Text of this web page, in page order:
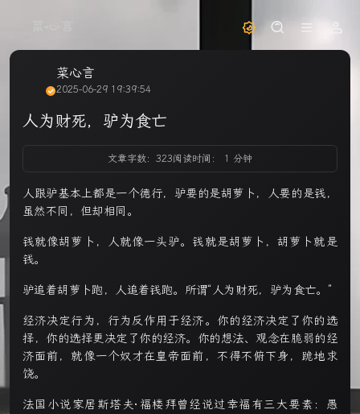
菜心言
2025-06-29 19:39:54
人为财死，驴为食亡
文章字数：323阅读时间： 1 分钟
人跟驴基本上都是一个德行，驴要的是胡萝卜，人要的是钱，
虽然不同，但却相同。
钱就像胡萝卜，人就像一头驴。钱就是胡萝卜，胡萝卜就是
钱。
驴追着胡萝卜跑，人追着钱跑。所谓“人为财死，驴为食亡。”
经济决定行为，行为反作用于经济。你的经济决定了你的选
择，你的选择更决定了你的经济。你的想法、观念在脆弱的经
济面前，就像一个奴才在皇帝面前，不得不俯下身，跪地求
饶。
法国小说家居斯塔夫·福楼拜曾经说过幸福有三大要素：愚